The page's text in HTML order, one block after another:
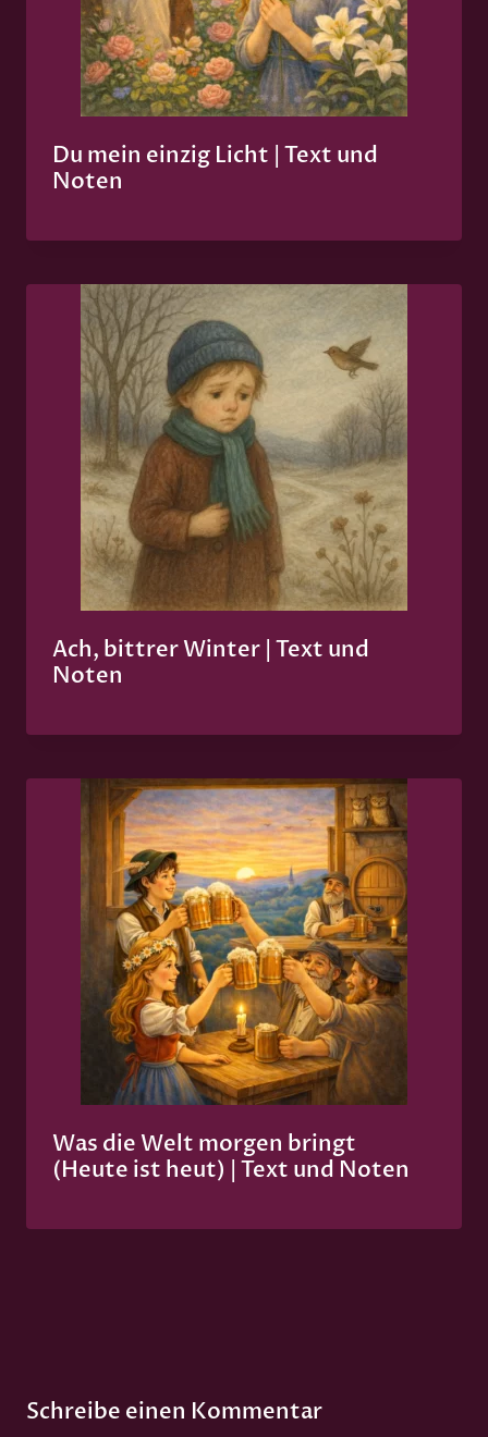
Du mein einzig Licht | Text und
Noten
Ach, bittrer Winter | Text und
Noten
Was die Welt morgen bringt
(Heute ist heut) | Text und Noten
Schreibe einen Kommentar